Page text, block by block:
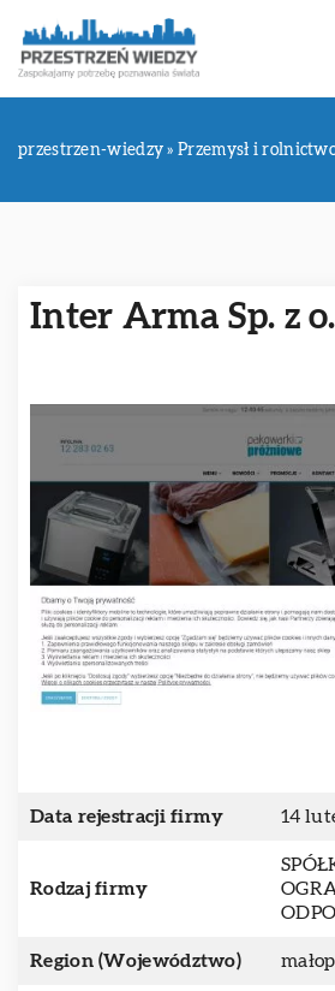
przestrzen-wiedzy »Przemysł i
Inter Arma Sp. z
Data rejestracji firmy 14
Rodzaj firmy
Region (Województwo)